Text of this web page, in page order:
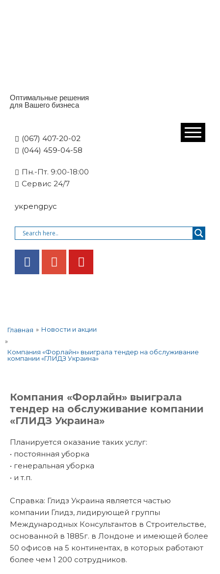
Оптимальные решения
для Вашего бизнеса
(067) 407-20-02
(044) 459-04-58
Пн.-Пт. 9:00-18:00
Cервис 24/7
укрengрус
Главная » Новости и акции
»
Компания «Форлайн» выиграла тендер на обслуживание
компании «ГЛИДЗ Украина»
Компания «Форлайн» выиграла
тендер на обслуживание компании
«ГЛИДЗ Украина»
Планируется оказание таких услуг:
• постоянная уборка
• генеральная уборка
• и т.п.
Справка: Глидз Украина является частью
компании Глидз, лидирующей группы
Международных Консультантов в Строительстве,
основанной в 1885г. в Лондоне и имеющей более
50 офисов на 5 континентах, в которых работают
более чем 1 200 сотрудников.